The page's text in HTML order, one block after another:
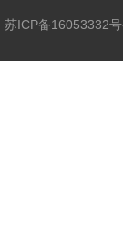
苏ICP备16053332